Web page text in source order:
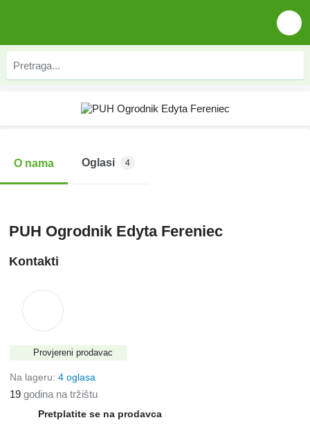
O nama Oglasi 4
PUH Ogrodnik Edyta Fereniec
Kontakti
Provjereni prodavac
Na lageru: 4 oglasa
19 godina na tržištu
Pretplatite se na prodavca